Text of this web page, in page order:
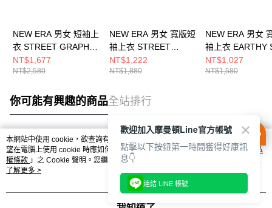
NEW ERA 男女 短袖上
衣 STREET GRAPHIC
NEW ERA 黑
NE14701360
NT$1,677
NT$2,580
NEW ERA 男女 寬版短
袖上衣 STREET
GRAPHIC 洛杉磯道奇
黑/石墨 NE14701277
NT$1,222
NT$1,880
NEW ERA 男女
袖上衣 EARTHY
NEW ERA 石墨
NE14701316
NT$1,027
NT$1,580
你可能有興趣的商品全站排行
熱門標籤
本網站中使用 cookie，欲查詢有關本網站使用 cookie 方式之詳情，及若您不希
望在電腦上使用 cookie 時應如何變更電腦的 cookie 設定，請參閱本網站「
隱私
權條款 」之 Cookie 聲明。您繼續使用本網站即表示您同意本公司得按本網站使
用條款之 Cookie 聲明使用 cookie。
了解更多 >
歡迎加入摩曼頓Line官方帳號
點擊以下按鈕第一時間獲得好康訊
息👇
連結 LINE 帳號